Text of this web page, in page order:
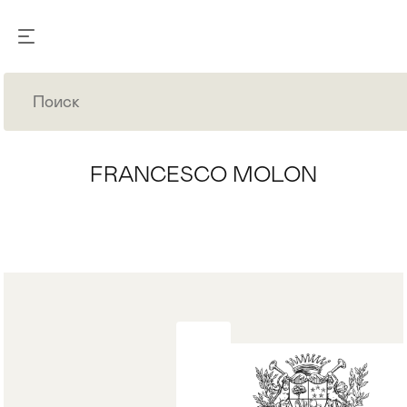
FRANCESCO MOLON